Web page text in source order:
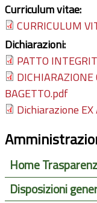
Curriculum vitae:
CURRICULUM
Dichiarazioni:
PATTO
BAGETTO.pdf
Dichiarazione
Home
Disposizioni